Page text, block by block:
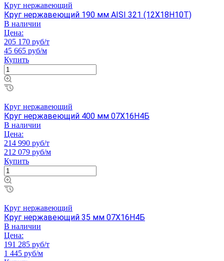
Круг нержавеющий
Круг нержавеющий 190 мм AISI 321 (12Х18Н10Т)
В наличии
Цена:
205 170 руб/т
45 665 руб/м
Купить
Круг нержавеющий
Круг нержавеющий 400 мм 07Х16Н4Б
В наличии
Цена:
214 990 руб/т
212 079 руб/м
Купить
Круг нержавеющий
Круг нержавеющий 35 мм 07Х16Н4Б
В наличии
Цена:
191 285 руб/т
1 445 руб/м